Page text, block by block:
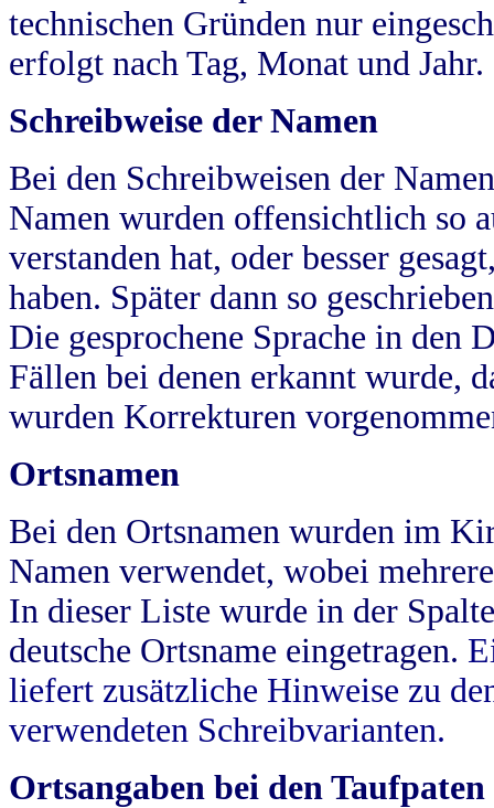
technischen Gründen nur
erfolgt nach Tag, Monat und Jahr.
Schreibweise der Namen
Bei den Schreibweisen der
Namen wurden offensichtlich so
verstanden hat, oder besser
haben. Später dann so
Die gesprochene Sprache in
Fällen bei denen erkannt wurde,
wurden Korrekturen
Ortsnamen
Bei den Ortsnamen wurden im
Namen verwendet, wobei
In dieser Liste wurde in der
deutsche Ortsname eingetragen.
liefert zusätzliche Hinweise zu
verwendeten Schreibvarianten.
Ortsangaben bei den Taufpaten